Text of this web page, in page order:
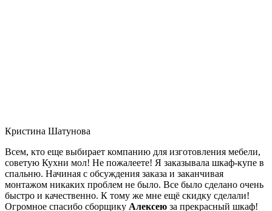
Кристина Шатунова
Всем, кто еще выбирает компанию для изготовления мебели,
советую Кухни мол! Не пожалеете! Я заказывала шкаф-купе в
спальню. Начиная с обсуждения заказа и заканчивая
монтажом никаких проблем не было. Все было сделано очень
быстро и качественно. К тому же мне ещё скидку сделали!
Огромное спасибо сборщику Алексею за прекрасный шкаф!